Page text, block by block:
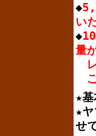
◆
い
◆
量
★
★
せ